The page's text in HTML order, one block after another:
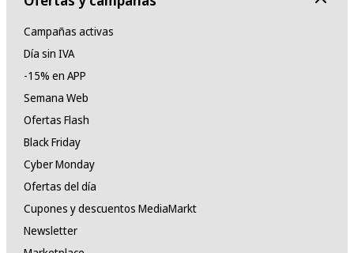
Campañas activas
Día sin IVA
-15% en APP
Semana Web
Ofertas Flash
Black Friday
Cyber Monday
Ofertas del día
Cupones y descuentos MediaMarkt
Newsletter